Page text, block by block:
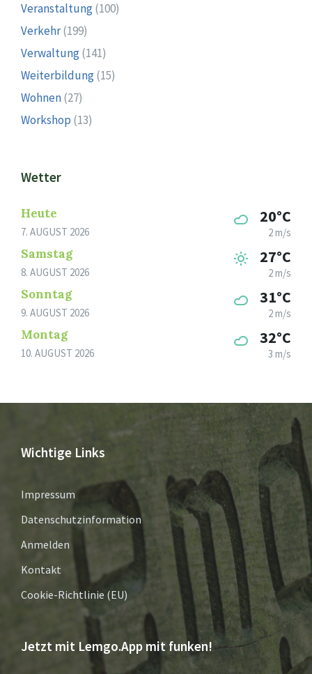
Veranstaltung(100)
Verkehr(199)
Verwaltung(141)
Weiterbildung(15)
Wohnen(27)
Workshop (13)
Wetter
Heute
7. AUGUST 2026
20°C
2 m/s
Samstag
8. AUGUST 2026
27°C
2 m/s
Sonntag
9. AUGUST 2026
31°C
2 m/s
Montag
10. AUGUST 2026
32°C
3 m/s
Wichtige Links
Impressum
Datenschutzinformation
Anmelden
Kontakt
Cookie-Richtlinie (EU)
Jetzt mit Lemgo.App mit funken!